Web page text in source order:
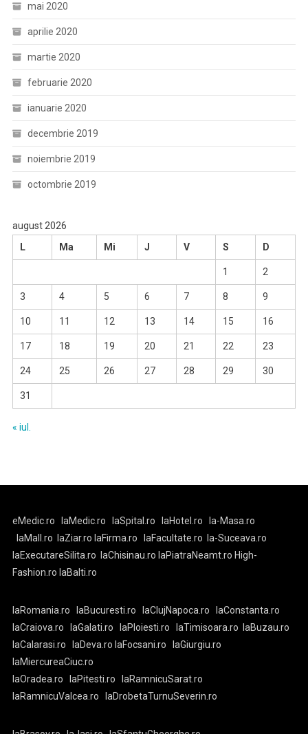
mai 2020
aprilie 2020
martie 2020
februarie 2020
ianuarie 2020
decembrie 2019
noiembrie 2019
octombrie 2019
august 2026
L
Ma Mi J V S D
1 2
3 4 5 6 7 8 9
10 11 12 13 14 15 16
17 18 19 20 21 22 23
24 25 26 27 28 29 30
31
« iul.
eMedic.ro laMedic.ro laSpital.ro laHotel.ro
la-Masa.ro
laMall.ro
laZiar.ro laFirma.ro laFacultate.ro
la-Suceava.ro
laExecutareSilita.ro
laChisinau.ro laPiatraNeamt.ro High-
Fashion.ro laBalti.ro
laRomania.ro laBucuresti.ro laClujNapoca.ro
laConstanta.ro
laCraiova.ro
laGalati.ro laPloiesti.ro laTimisoara.ro
laBuzau.ro
laCalarasi.ro
laDeva.ro laFocsani.ro
laGiurgiu.ro
laMiercureaCiuc.ro
laOradea.ro
laPitesti.ro
laRamnicuSarat.ro
laRamnicuValcea.ro
laDrobetaTurnuSeverin.ro